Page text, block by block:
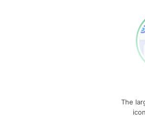
The